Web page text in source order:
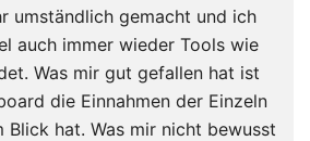
umständlich gemacht und ich
auch immer wieder Tools wie
Was mir gut gefallen hat ist
die Einnahmen der Einzeln
Blick hat. Was mir nicht bewusst